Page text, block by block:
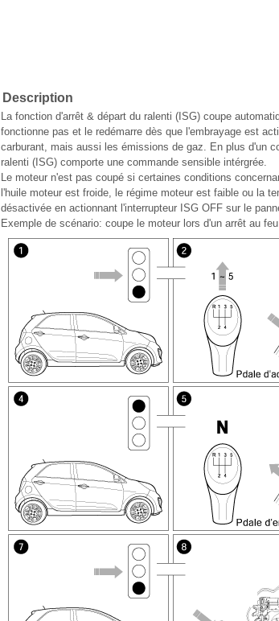
Description
La fonction d'arrêt & départ du ralenti (ISG) coupe
fonctionne pas et le redémarre dès que l'embrayage est
carburant, mais aussi les émissions de gaz. En plus d'un
ralenti (ISG) comporte une commande sensible intérgrée.
Le moteur n'est pas coupé si certaines conditions
l'huile moteur est froide, le régime moteur est faible ou la
désactivée en actionnant l'interrupteur ISG OFF sur le
Exemple de scénario: coupe le moteur lors d'un arrêt au